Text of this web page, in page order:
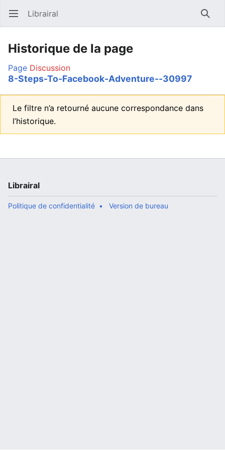
Ouvrir le menu principal Librairal
Historique de la page
Page Discussion
8-Steps-To-Facebook-Adventure--30997
Le filtre n’a retourné aucune correspondance dans
l’historique.
Librairal
Politique de confidentialité Version de bureau